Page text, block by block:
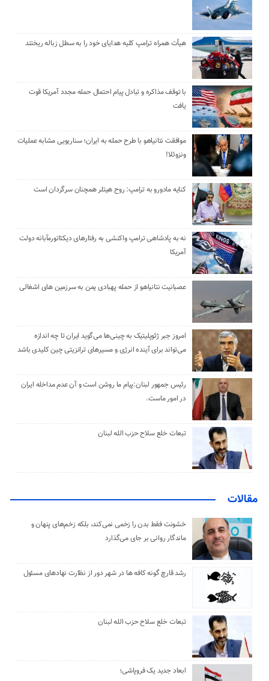
هیأت همراه ترامپ کلیه هدایای خود را به سطل زباله ریختند
با توقف مذاکره و تبادل پیام احتمال حمله مجدد آمریکا قوت
یافت
موافقت نتانیاهو با طرح حمله به ایران؛ سناریویی مشابه عملیات
ونزوئلا!
کنایه مادورو به ترامپ: روح هیتلر همچنان سرگردان است
نه به پادشاهی ترامپ واکنشی به رفتارهای دیکتاتورمآبانه دولت
آمریکا
عصبانیت نتانیاهو از حمله پهبادی یمن به سرزمین های اشغالی
امروز جبر ژئوپلیتیک به چینی‌ها می‌گوید ایران تا چه اندازه
می‌تواند برای آینده انرژی و مسیرهای ترانزیتی چین کلیدی باشد
رئیس جمهور لبنان:پیام ما روشن است و آن عدم مداخله ایران
در امور ماست.
تبعات خلع سلاح حزب الله لبنان
مقالات
خشونت فقط بدن را زخمی نمی‌کند، بلکه زخم‌های پنهان و
ماندگار روانی بر جای می‌گذارد
رشد قارچ گونه کافه ها در شهر دور از نظارت نهادهای مسئول
تبعات خلع سلاح حزب الله لبنان
ابعاد جدید یک فروپاشی؛